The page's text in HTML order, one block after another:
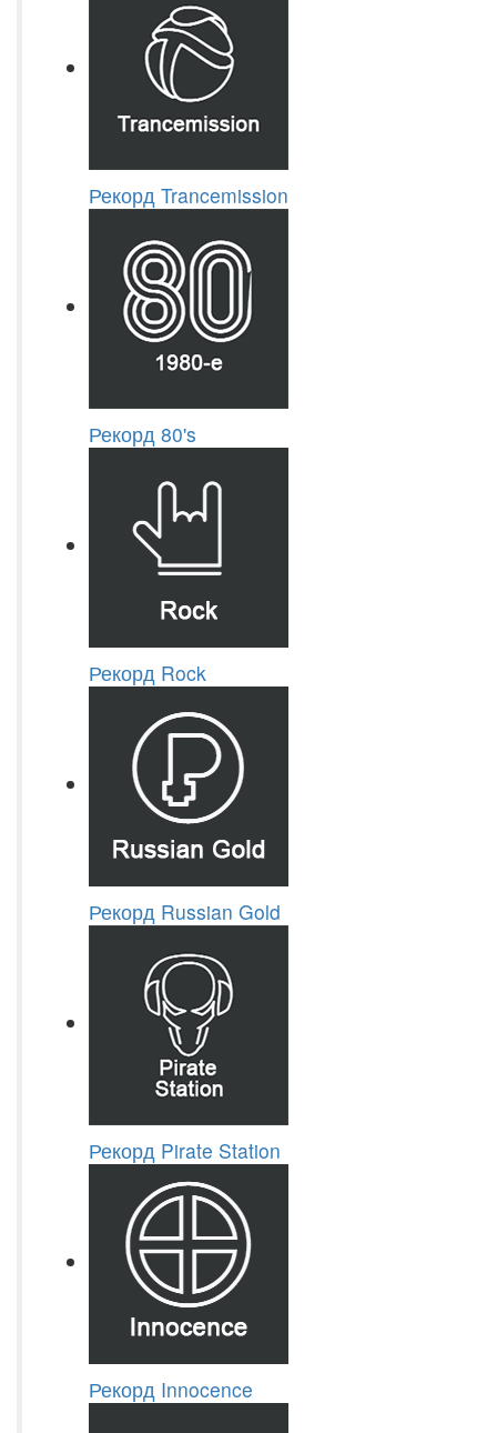
Рекорд Trancemission
Рекорд 80's
Рекорд Rock
Рекорд Russian Gold
Рекорд Pirate Station
Рекорд Innocence